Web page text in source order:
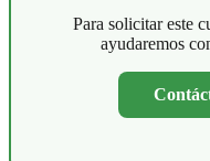
Para solicitar este
ayudaremos